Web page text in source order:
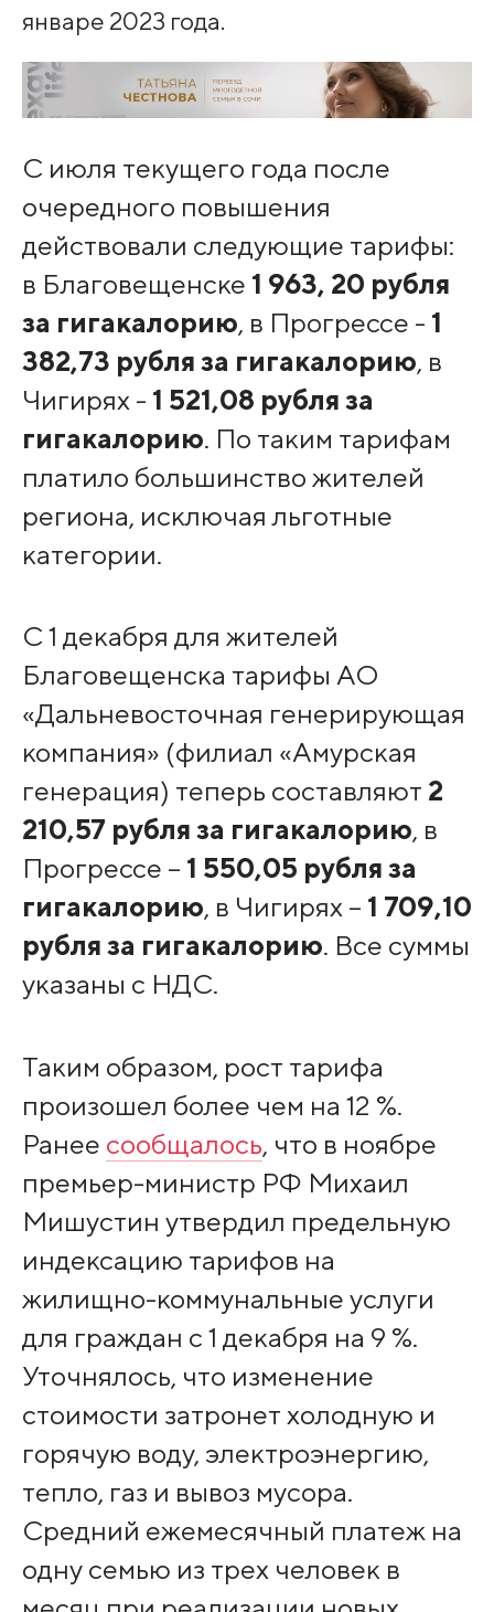
январе 2023 года.
С июля текущего года после
очередного повышения
действовали следующие тарифы:
в Благовещенске 1 963, 20 рубля
за гигакалорию, в Прогрессе - 1
382,73 рубля за гигакалорию, в
Чигирях - 1 521,08 рубля за
гигакалорию. По таким тарифам
платило большинство жителей
региона, исключая льготные
категории.
С 1 декабря для жителей
Благовещенска тарифы АО
«Дальневосточная генерирующая
компания» (филиал «Амурская
генерация) теперь составляют 2
210,57 рубля за гигакалорию, в
Прогрессе – 1 550,05 рубля за
гигакалорию, в Чигирях – 1 709,10
рубля за гигакалорию. Все суммы
указаны с НДС.
Таким образом, рост тарифа
произошел более чем на 12 %.
Ранее сообщалось, что в ноябре
премьер-министр РФ Михаил
Мишустин утвердил предельную
индексацию тарифов на
жилищно-коммунальные услуги
для граждан с 1 декабря на 9 %.
Уточнялось, что изменение
стоимости затронет холодную и
горячую воду, электроэнергию,
тепло, газ и вывоз мусора.
Средний ежемесячный платеж на
одну семью из трех человек в